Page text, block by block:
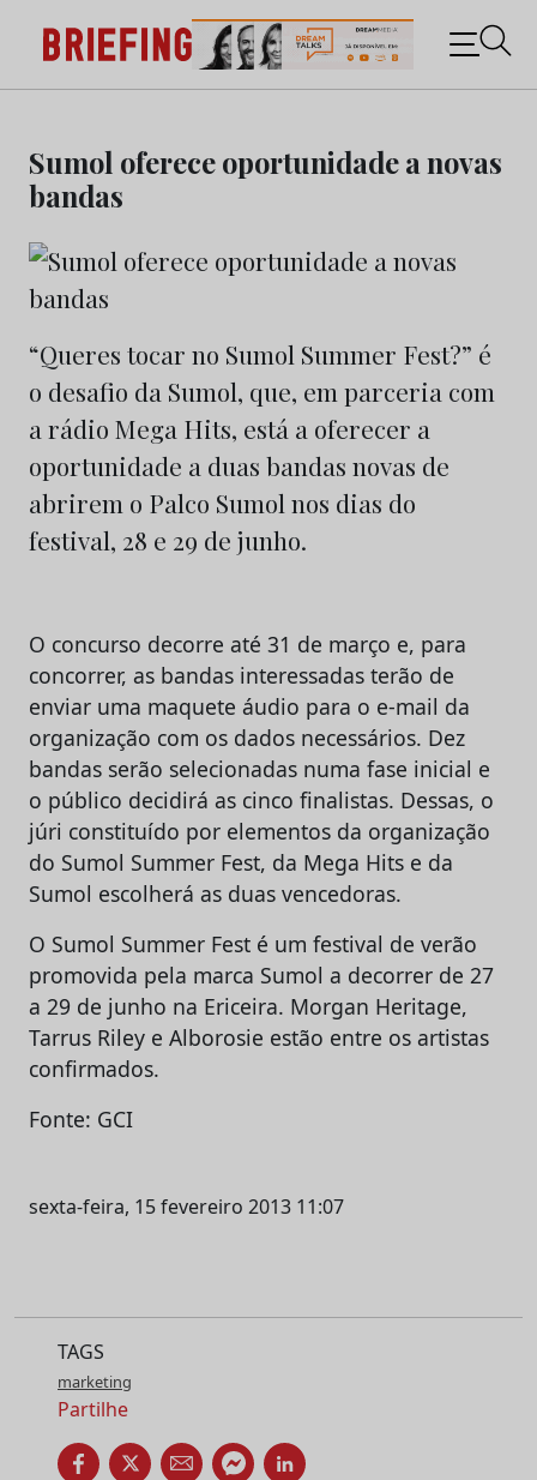
content
Briefing: Todas as notícias sobre os negócios do
Marketing e da Publicidade
Sumol oferece oportunidade a novas
bandas
“Queres tocar no Sumol Summer Fest?” é
o desafio da Sumol, que, em parceria com
a rádio Mega Hits, está a oferecer a
oportunidade a duas bandas novas de
abrirem o Palco Sumol nos dias do
festival, 28 e 29 de junho.
O concurso decorre até 31 de março e, para
concorrer, as bandas interessadas terão de
enviar uma maquete áudio para o e-mail da
organização com os dados necessários. Dez
bandas serão selecionadas numa fase inicial e
o público decidirá as cinco finalistas. Dessas, o
júri constituído por elementos da organização
do Sumol Summer Fest, da Mega Hits e da
Sumol escolherá as duas vencedoras.
O Sumol Summer Fest é um festival de verão
promovida pela marca Sumol a decorrer de 27
a 29 de junho na Ericeira. Morgan Heritage,
Tarrus Riley e Alborosie estão entre os artistas
confirmados.
Fonte: GCI
sexta-feira, 15 fevereiro 2013 11:07
TAGS
marketing
Partilhe